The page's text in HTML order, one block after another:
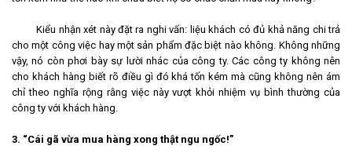
Kiểu nhận xét này đặt ra nghi vấn: liệu khách có đủ khả năng chi trả
cho một công việc hay một sản phẩm đặc biệt nào không. Không những
vậy, nó còn phơi bày sự lười nhác của công ty. Các công ty không nên
cho khách hàng biết rõ điều gì đó khá tốn kém mà cũng không nên ám
chỉ theo nghĩa rộng rằng việc này vượt khỏi nhiệm vụ bình thường của
công ty với khách hàng.
3. “Cái gã vừa mua hàng xong thật ngu ngốc!”